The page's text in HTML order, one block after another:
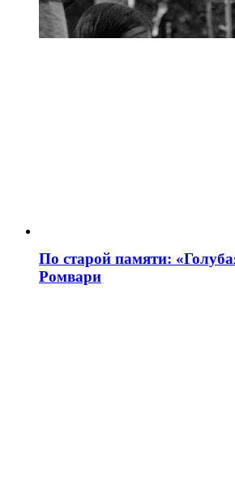
По старой памяти:
Ромвари